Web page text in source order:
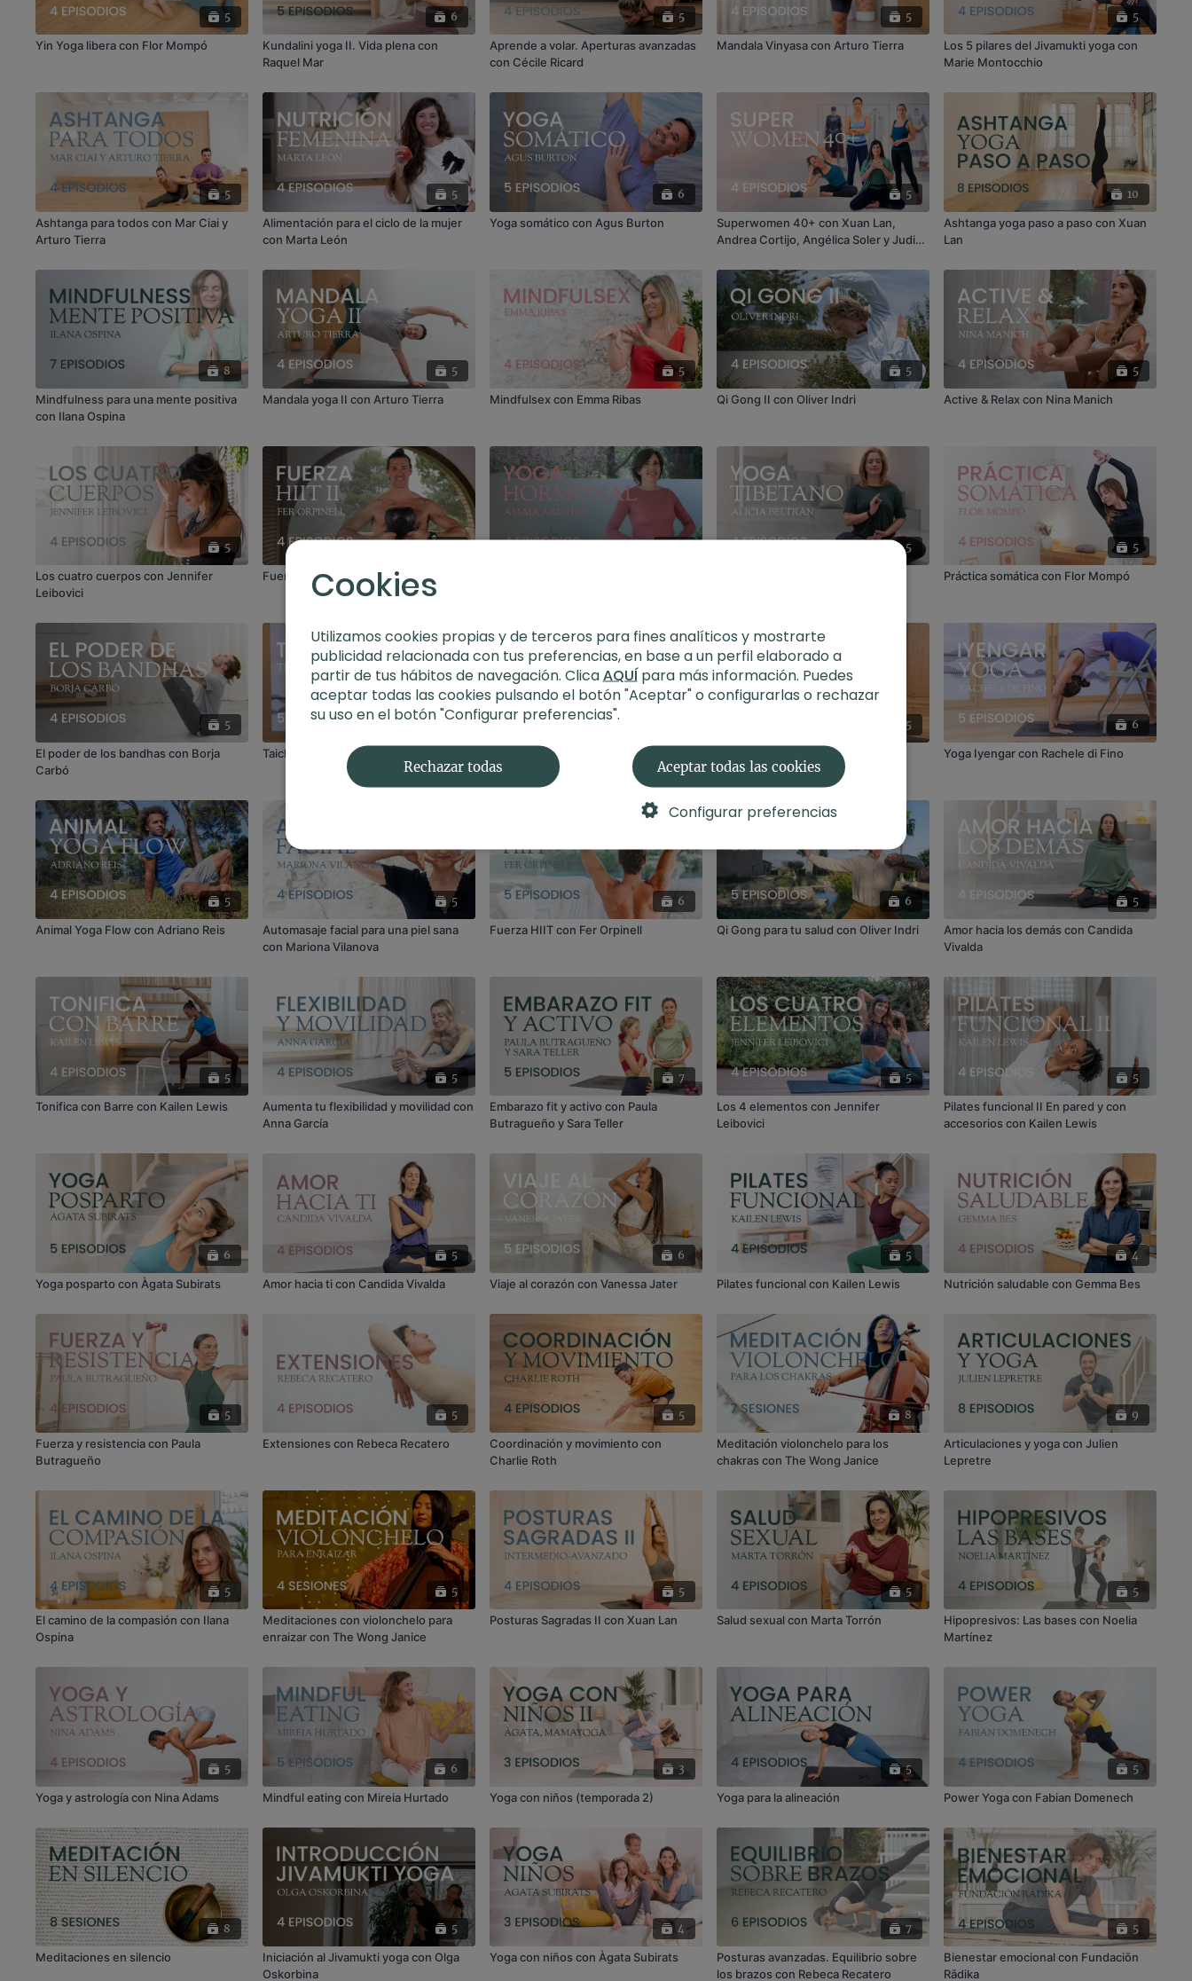
5
Yin Yoga libera con Flor Mompó
6
Kundalini yoga II. Vida plena con
Raquel Mar
5
Aprende a volar. Aperturas avanzadas
con Cécile Ricard
5
Mandala Vinyasa con Arturo Tierra
5
Los 5 pilares del Jivamukti yoga con
Marie Montocchio
5
Ashtanga para todos con Mar Ciai y
Arturo Tierra
5
Alimentación para el ciclo de la mujer
con Marta León
6
Yoga somático con Agus Burton
5
Superwomen 40+ con Xuan Lan,
Andrea Cortijo, Angélica Soler y Judith
10
Ashtanga yoga paso a paso con Xuan
Lan
8
Mindfulness para una mente positiva
con Ilana Ospina
5
Mandala yoga II con Arturo Tierra
5
Mindfulsex con Emma Ribas
5
Qi Gong II con Oliver Indri
5
Active & Relax con Nina Manich
5
Los cuatro cuerpos con Jennifer
Leibovici
Fuerza HIIT II con Fer Orpinell
5 5
Práctica somática con Flor Mompó
5
El poder de los bandhas con Borja
Carbó
6
Taichí con Teresa Menchen La mujer sabia con Verónica Blume
5
Equilibrio solar y lunar con Akenara
6
Yoga Iyengar con Rachele di Fino
5
Animal Yoga Flow con Adriano Reis
5
Automasaje facial para una piel sana
con Mariona Vilanova
6
Fuerza HIIT con Fer Orpinell
6
Qi Gong para tu salud con Oliver Indri
5
Amor hacia los demás con Candida
Vivalda
5
Tonifica con Barre con Kailen Lewis
5
Aumenta tu flexibilidad y movilidad con
Anna García
7
Embarazo fit y activo con Paula
Butragueño y Sara Teller
5
Los 4 elementos con Jennifer
Leibovici
5
Pilates funcional II En pared y con
accesorios con Kailen Lewis
6
Yoga posparto con Àgata Subirats
5
Amor hacia ti con Candida Vivalda
6
Viaje al corazón con Vanessa Jater
5
Pilates funcional con Kailen Lewis
4
Nutrición saludable con Gemma Bes
5
Fuerza y resistencia con Paula
Butragueño
5
Extensiones con Rebeca Recatero
5
Coordinación y movimiento con
Charlie Roth
8
Meditación violonchelo para los
chakras con The Wong Janice
9
Articulaciones y yoga con Julien
Lepretre
5
El camino de la compasión con Ilana
Ospina
5
Meditaciones con violonchelo para
enraizar con The Wong Janice
5
Posturas Sagradas II con Xuan Lan
5
Salud sexual con Marta Torrón
5
Hipopresivos: Las bases con Noelia
Martínez
5
Yoga y astrología con Nina Adams
6
Mindful eating con Mireia Hurtado
3
Yoga con niños (temporada 2)
5
Yoga para la alineación
5
Power Yoga con Fabian Domenech
8
Meditaciones en silencio
5
Iniciación al Jivamukti yoga con Olga
Oskorbina
4
Yoga con niños con Àgata Subirats
7
Posturas avanzadas. Equilibrio sobre
los brazos con Rebeca Recatero
5
Bienestar emocional con Fundaciōn
Rādika
Cookies
Utilizamos cookies propias y de terceros para fines analíticos y mostrarte
publicidad relacionada con tus preferencias, en base a un perfil elaborado a
partir de tus hábitos de navegación. ClicaAQUÍpara más información. Puedes
aceptar todas las cookies pulsando el botón "Aceptar" o configurarlas o rechazar
su uso en el botón "Configurar preferencias".
Rechazar todas Aceptar todas las cookies
Configurar preferencias